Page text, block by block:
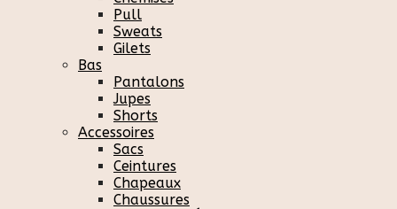
Pull
Sweats
Gilets
Bas
Pantalons
Jupes
Shorts
Accessoires
Sacs
Ceintures
Chapeaux
Chaussures